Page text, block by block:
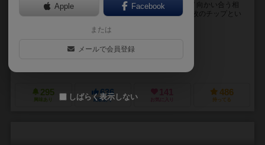
“ギャンブル漫画の主人公のようなボードゲーム体験！” 向かい合う相
手の腹を探り合う心理戦！ ０～９の数字カードと３０枚のチップとい
でじ（Deji）
295
興味あり
636
経験あり
141
お気に入り
486
持ってる
Apple Facebook
または
メールで会員登録
しばらく表示しない